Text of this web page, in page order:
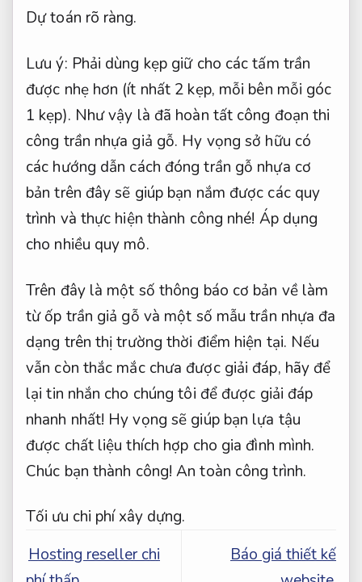
Dự toán rõ ràng.
Lưu ý: Phải dùng kẹp giữ cho các tấm trần
được nhẹ hơn (ít nhất 2 kẹp, mỗi bên mỗi góc
1 kẹp). Như vậy là đã hoàn tất công đoạn thi
công trần nhựa giả gỗ. Hy vọng sở hữu có
các hướng dẫn cách đóng trần gỗ nhựa cơ
bản trên đây sẽ giúp bạn nắm được các quy
trình và thực hiện thành công nhé! Áp dụng
cho nhiều quy mô.
Trên đây là một số thông báo cơ bản về làm
từ ốp trần giả gỗ và một số mẫu trần nhựa đa
dạng trên thị trường thời điểm hiện tại. Nếu
vẫn còn thắc mắc chưa được giải đáp, hãy để
lại tin nhắn cho chúng tôi để được giải đáp
nhanh nhất! Hy vọng sẽ giúp bạn lựa tậu
được chất liệu thích hợp cho gia đình mình.
Chúc bạn thành công!An toàn công trình.
Tối ưu chi phí xây dựng.
Hosting reseller chi
Báo giá thiết kế